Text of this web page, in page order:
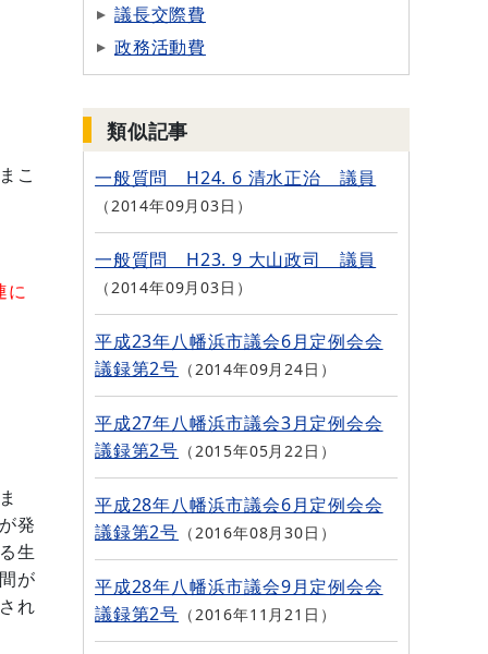
こ
に
発
生
が
れ
議長交際費
政務活動費
類似記事
一般質問 H24. 6 清水正治 議員
2014年09月03日
一般質問 H23. 9 大山政司 議員
2014年09月03日
平成23年八幡浜市議会6月定例会会
議録第2号
2014年09月24日
平成27年八幡浜市議会3月定例会会
議録第2号
2015年05月22日
平成28年八幡浜市議会6月定例会会
議録第2号
2016年08月30日
平成28年八幡浜市議会9月定例会会
議録第2号
2016年11月21日